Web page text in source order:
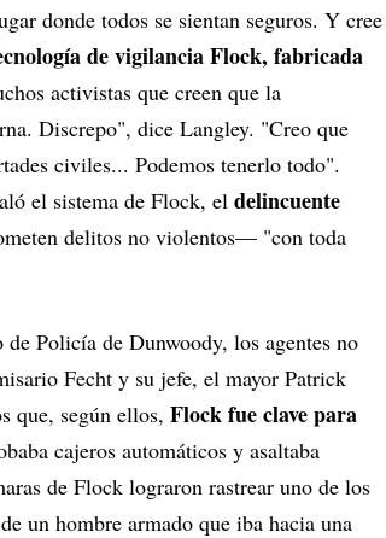
donde todos se sientan seguros. Y cree
de vigilancia Flock, fabricada
activistas que creen que la
Discrepo", dice Langley. "Creo que
civiles... Podemos tenerlo todo".
el sistema de Flock, el delincuente
delitos no violentos— "con toda
Policía de Dunwoody, los agentes no
Fecht y su jefe, el mayor Patrick
que, según ellos, Flock fue clave para
cajeros automáticos y asaltaba
de Flock lograron rastrear uno de los
un hombre armado que iba hacia una